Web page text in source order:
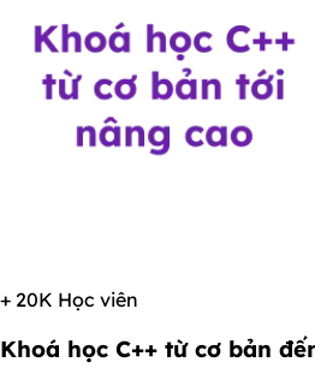
+ 20K Học viên
Khoá học C++ từ cơ bản